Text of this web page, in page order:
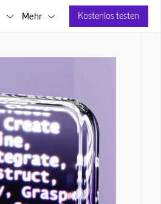
 Mehr  Kostenlos testen